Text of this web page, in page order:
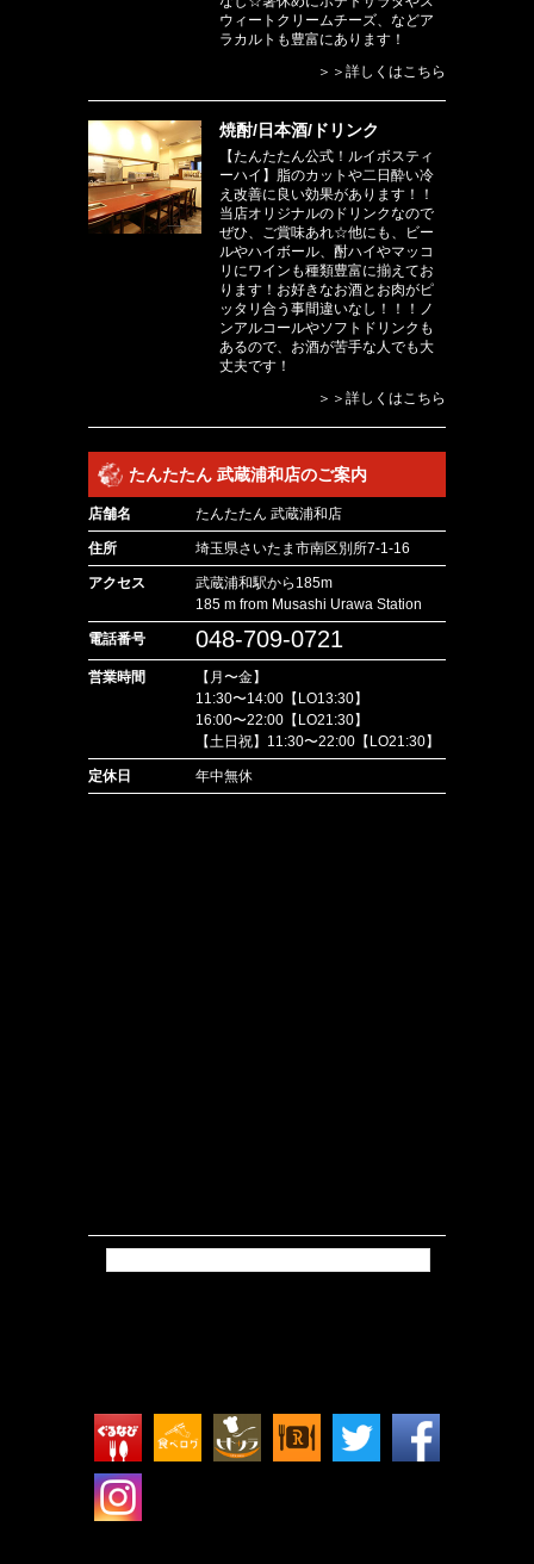
ウィートクリームチーズ、などア
ラカルトも豊富にあります！
＞＞詳しくはこちら
焼酎/日本酒/ドリンク
【たんたたん公式！ルイボスティ
ーハイ】脂のカットや二日酔い冷
え改善に良い効果があります！！
当店オリジナルのドリンクなので
ぜひ、ご賞味あれ☆他にも、ビー
ルやハイボール、酎ハイやマッコ
リにワインも種類豊富に揃えてお
ります！お好きなお酒とお肉がピ
ッタリ合う事間違いなし！！！ノ
ンアルコールやソフトドリンクも
あるので、お酒が苦手な人でも大
丈夫です！
＞＞詳しくはこちら
たんたたん 武蔵浦和店のご案内
店舗名 たんたたん 武蔵浦和店
住所 埼玉県さいたま市南区別所7-1-16
アクセス
武蔵浦和駅から185m
185 m from Musashi Urawa Station
電話番号 048-709-0721
営業時間
【月〜金】
11:30〜14:00【LO13:30】
16:00〜22:00【LO21:30】
【土日祝】11:30〜22:00【LO21:30】
定休日 年中無休